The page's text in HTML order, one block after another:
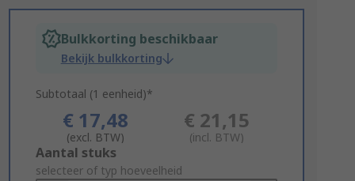
Bulkkorting beschikbaar
Bekijk bulkkorting
Subtotaal (1 eenheid)*
€ 17,48
(excl. BTW)
€ 21,15
(incl. BTW)
Add
to
Aantal stuks
selecteer of typ hoeveelheid